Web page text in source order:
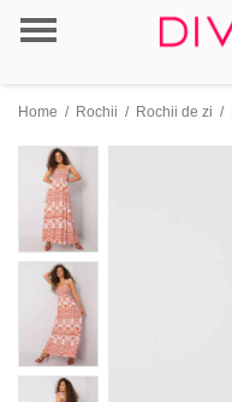
Home / Rochii / Rochii de zi /